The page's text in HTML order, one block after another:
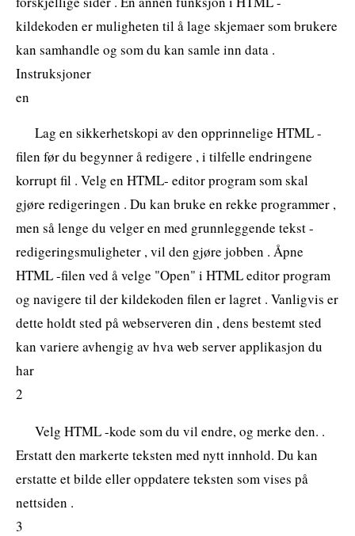
kildekoden er muligheten til å lage skjemaer som brukere
kan samhandle og som du kan samle inn data .
Instruksjoner
en
Lag en sikkerhetskopi av den opprinnelige HTML -
filen før du begynner å redigere , i tilfelle endringene
korrupt fil . Velg en HTML- editor program som skal
gjøre redigeringen . Du kan bruke en rekke programmer ,
men så lenge du velger en med grunnleggende tekst -
redigeringsmuligheter , vil den gjøre jobben . Åpne
HTML -filen ved å velge "Open" i HTML editor program
og navigere til der kildekoden filen er lagret . Vanligvis er
dette holdt sted på webserveren din , dens bestemt sted
kan variere avhengig av hva web server applikasjon du
har
2
Velg HTML -kode som du vil endre, og merke den. .
Erstatt den markerte teksten med nytt innhold. Du kan
erstatte et bilde eller oppdatere teksten som vises på
nettsiden .
3